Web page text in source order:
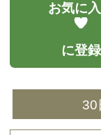
お気に
に登録
30